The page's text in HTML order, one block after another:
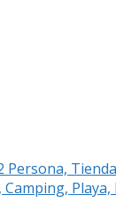
Persona,
Playa,